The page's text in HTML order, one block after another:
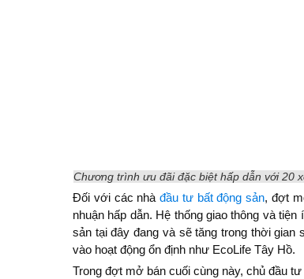
Chương trình ưu đãi đặc biệt hấp dẫn với 20
Đối với các nhàđầu tư bất động sản, đợt
nhuận hấp dẫn. Hệ thống giao thông và
sản tại đây đang và sẽ tăng trong thời
vào hoạt động ổn định như EcoLife Tây Hồ.
Trong đợt mở bán cuối cùng này, chủ đầu